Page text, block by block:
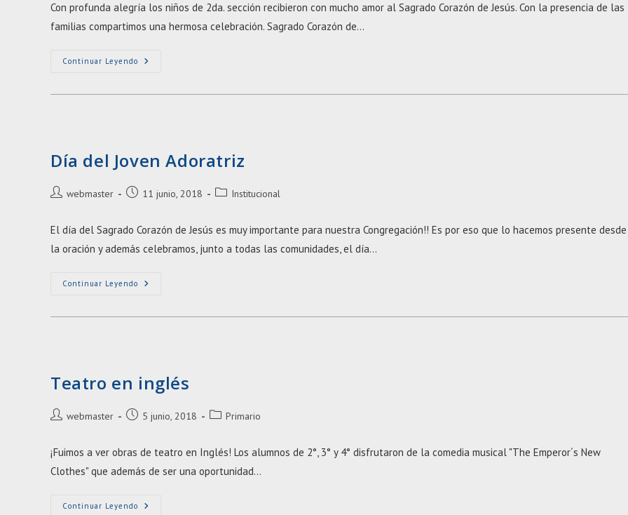
entrada:
entrada:
Con profunda alegría los niños de 2da. sección recibieron con mucho amor al Sagrado Corazón de Jesús. Con la presencia de las
familias compartimos una hermosa celebración. Sagrado Corazón de…
Continuar Leyendo Entrega
Corazón
Día del Joven Adoratriz
Autor
entrada:
webmaster
Entrada11 junio, 2018
Categoría
entrada:
Institucional
El día del Sagrado Corazón de Jesús es muy importante para nuestra Congregación!! Es por eso que lo hacemos presente desde
la oración y además celebramos, junto a todas las comunidades, el día…
Continuar Leyendo Día
Adoratriz
Teatro en inglés
Autor
entrada:
webmaster
Entrada5 junio, 2018
Categoría
entrada:
Primario
¡Fuimos a ver obras de teatro en Inglés! Los alumnos de 2°, 3° y 4° disfrutaron de la comedia musical "The Emperor´s New
Clothes" que además de ser una oportunidad…
Continuar Leyendo Teatro